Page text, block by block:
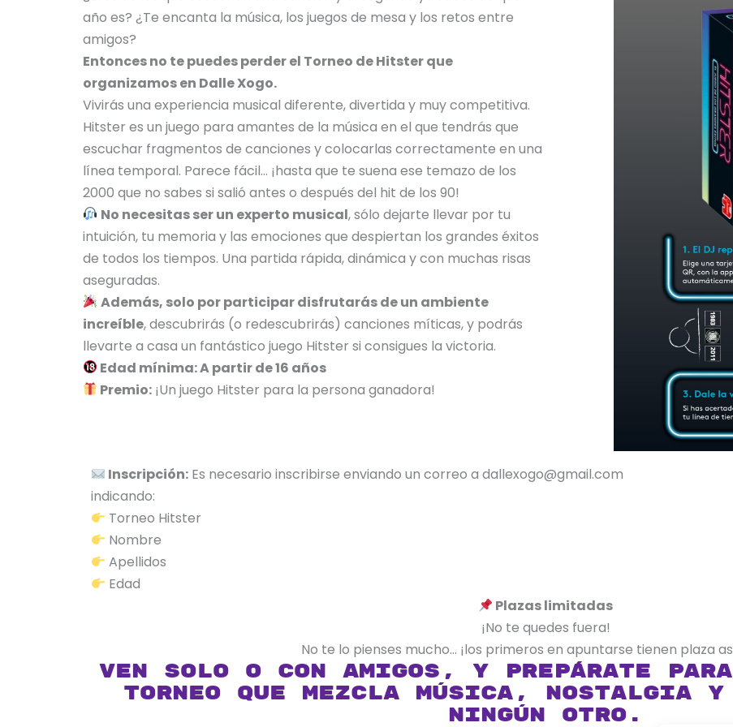
año es? ¿Te encanta la música, los juegos de mesa y los retos entre
amigos?
Entonces no te puedes perder el Torneo de Hitster que
organizamos en Dalle Xogo.
Vivirás una experiencia musical diferente, divertida y muy competitiva.
Hitster es un juego para amantes de la música en el que tendrás que
escuchar fragmentos de canciones y colocarlas correctamente en una
línea temporal. Parece fácil… ¡hasta que te suena ese temazo de los
2000 que no sabes si salió antes o después del hit de los 90!
No necesitas ser un experto musical, sólo dejarte llevar por tu
intuición, tu memoria y las emociones que despiertan los grandes éxitos
de todos los tiempos. Una partida rápida, dinámica y con muchas risas
aseguradas.
Además, solo por participar disfrutarás de un ambiente
increíble, descubrirás (o redescubrirás) canciones míticas, y podrás
llevarte a casa un fantástico juego Hitster si consigues la victoria.
Edad mínima: A partir de 16 años
Premio: ¡Un juego Hitster para la persona ganadora!
Inscripción: Es necesario inscribirse enviando un correo a dallexogo@gmail.com
indicando:
Torneo Hitster
Nombre
Apellidos
Edad
Plazas limitadas
¡No te quedes fuera!
No te lo pienses mucho… ¡los primeros en apuntarse tienen plaza
Ven solo o con amigos, y prepárate
torneo que mezcla música, nostalgia y
ningún otro.